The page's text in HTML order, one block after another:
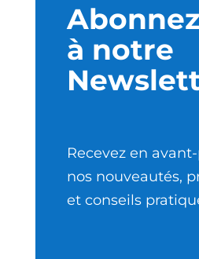
à notre
Recevez en
nos nouveautés,
et conseils